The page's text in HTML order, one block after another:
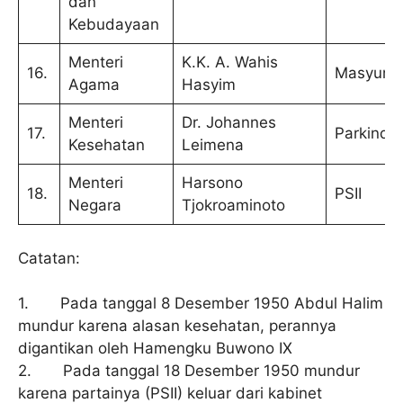
Kebudayaan
16.
Menteri
Agama
K.K. A. Wahis
Hasyim
Masyumi
17.
Menteri
Kesehatan
Dr. Johannes
Leimena
Parkindo
18.
Menteri
Negara
Harsono
Tjokroaminoto
PSII
Catatan:
1. Pada tanggal 8 Desember 1950 Abdul Halim
mundur karena alasan kesehatan, perannya
digantikan oleh Hamengku Buwono IX
2. Pada tanggal 18 Desember 1950 mundur
karena partainya (PSII) keluar dari kabinet